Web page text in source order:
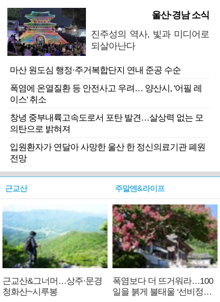
울산·경남 소식
진주성의 역사, 빛과 미디어로
되살아난다
마산 원도심 행정·주거복합단지 연내 준공 수순
폭염에 온열질환 등 안전사고 우려… 양산시, '어필 레
이스' 취소
창녕 중부내륙고속도로서 포탄 발견…살상력 없는 모
의탄으로 밝혀져
입원환자가 연달아 사망한 울산 한 정신의료기관 폐원
전망
근교산
근교산&그너머…상주·문경
청화산~시루봉
주말엔&라이프
폭염보다 더 뜨거워라…100
일을 붉게 불태울 ‘선비정신’